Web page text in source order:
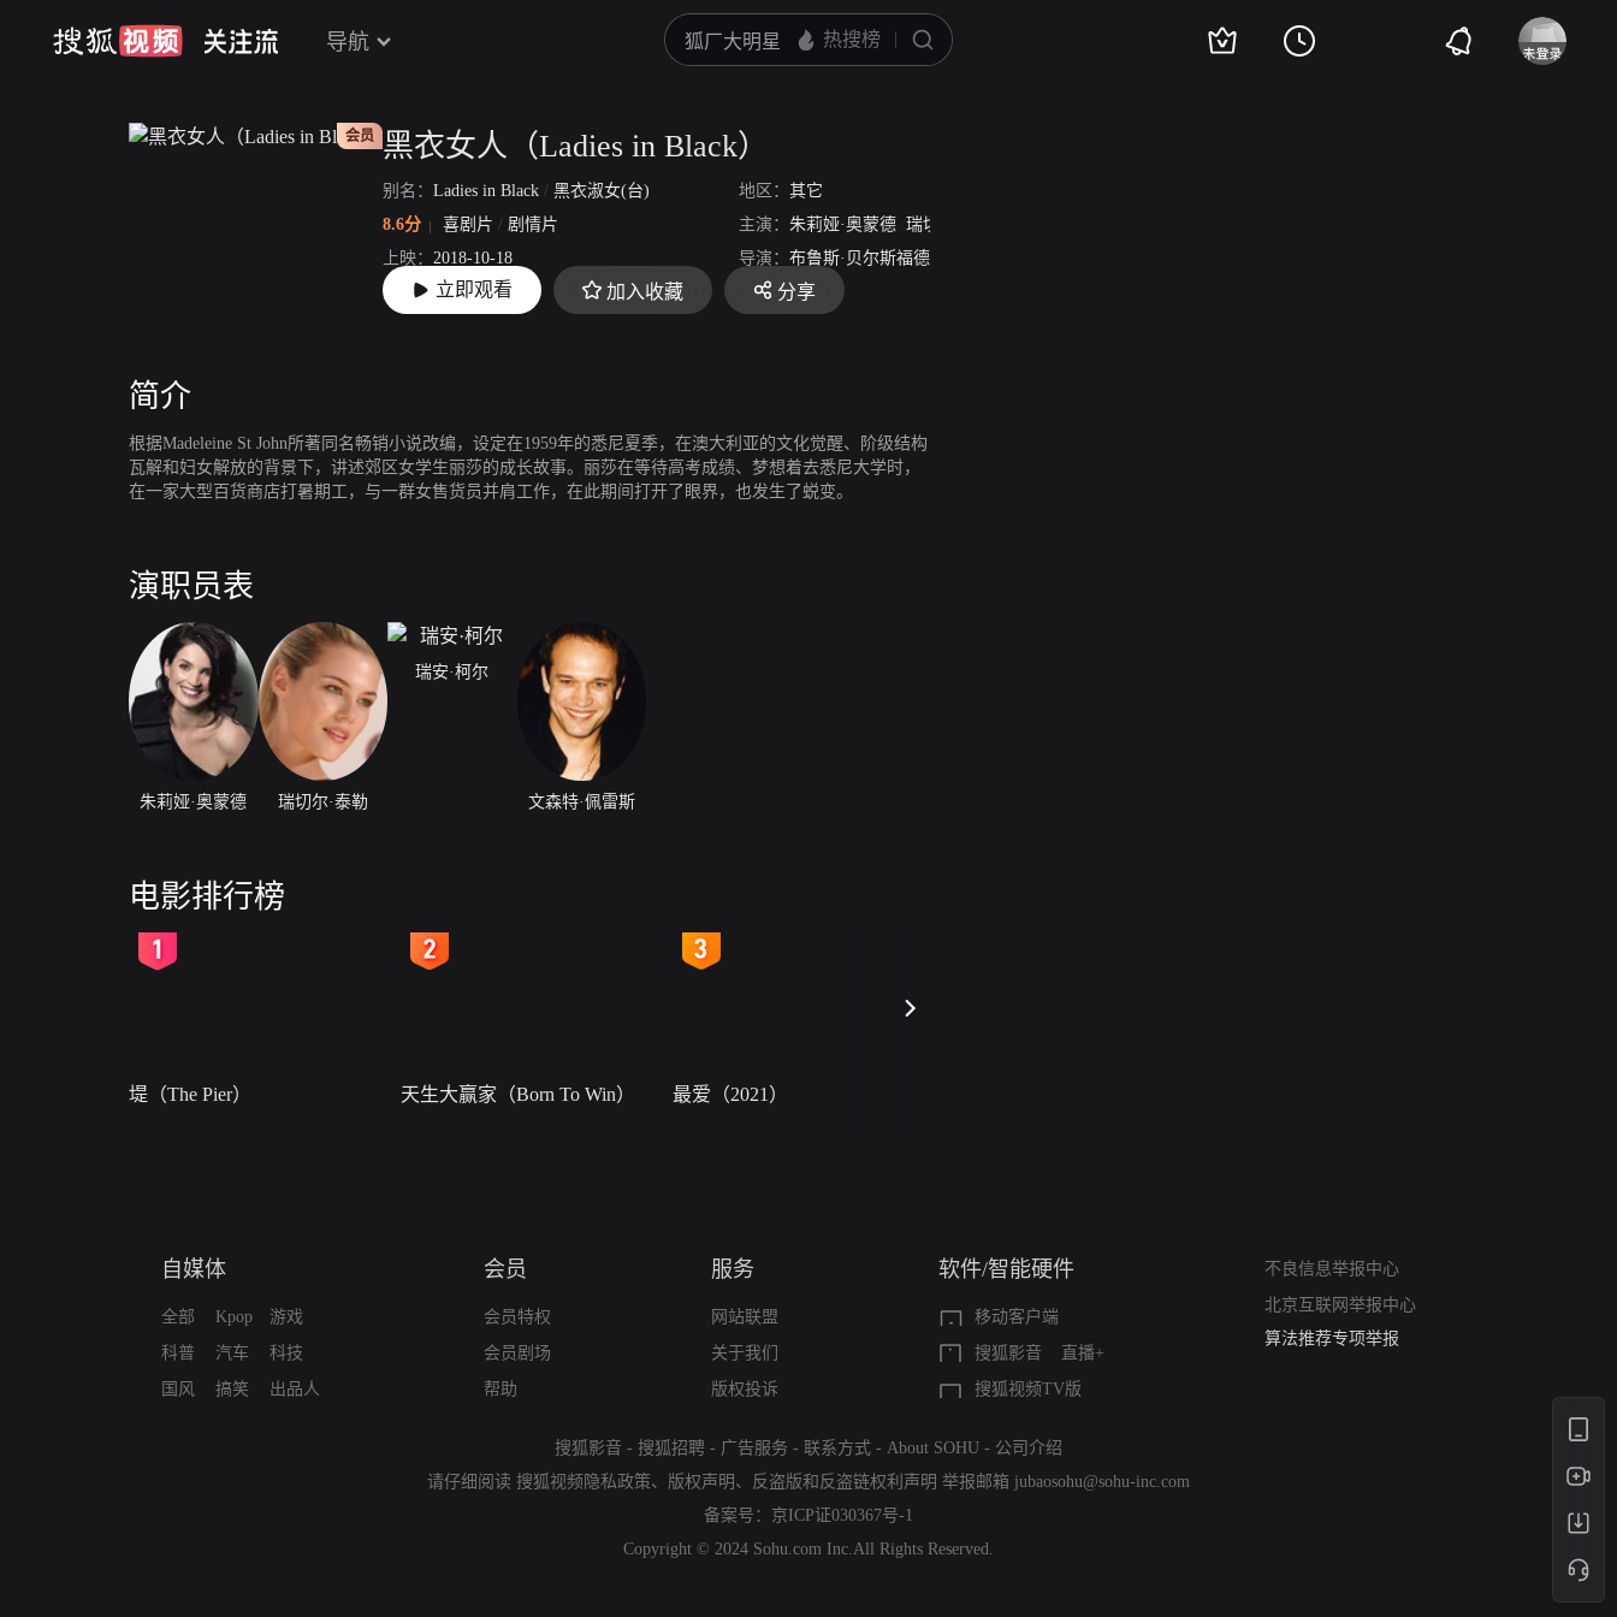
导航
会员 黑衣女人（Ladies in Black）
别名： Ladies in Black / 黑衣淑女(台) 地区： 其它
8.6分
喜剧片 / 剧情片 主演： 朱莉娅·奥蒙德 瑞切尔·泰勒
上映： 2018-10-18 导演： 布鲁斯·贝尔斯福德
片长： 104分19秒
立即观看 加入收藏 分享
简介
根据Madeleine St John所著同名畅销小说改编，设定在1959年的悉尼夏季，在澳大利亚的文化觉醒、阶级结构
瓦解和妇女解放的背景下，讲述郊区女学生丽莎的成长故事。丽莎在等待高考成绩、梦想着去悉尼大学时，
在一家大型百货商店打暑期工，与一群女售货员并肩工作，在此期间打开了眼界，也发生了蜕变。
演职员表
朱莉娅·奥蒙德 瑞切尔·泰勒
瑞安·柯尔
文森特·佩雷斯
电影排行榜
堤（The Pier） 天生大赢家（Born To Win） 最爱（2021）
自媒体
全部
科普
国风
Kpop
汽车
搞笑
游戏
科技
出品人
会员
会员特权
会员剧场
帮助
服务
网站联盟
关于我们
版权投诉
软件/智能硬件
移动客户端
搜狐影音
直播+
搜狐视频TV版
不良信息举报中心
北京互联网举报中心
算法推荐专项举报
亚运会举报专区
搜狐影音 - 搜狐招聘 - 广告服务 - 联系方式 - About SOHU - 公司介绍
请仔细阅读 搜狐视频隐私政策、 版权声明 、 反盗版和反盗链权利声明 举报邮箱 jubaosohu@sohu-inc.com
备案号： 京ICP证030367号-1
Copyright © 2024 Sohu.com Inc.All Rights Reserved.